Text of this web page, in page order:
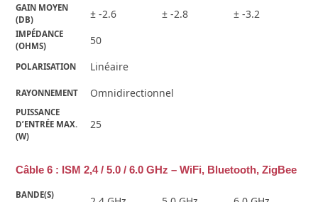
GAIN MOYEN
(DB)
± -2.6 ± -2.8 ± -3.2
IMPÉDANCE
(OHMS)
50
POLARISATION Linéaire
RAYONNEMENT Omnidirectionnel
PUISSANCE
D’ENTRÉE MAX.
(W)
25
Câble 6 : ISM 2,4 / 5.0 / 6.0 GHz – WiFi, Bluetooth, ZigBee
BANDE(S)